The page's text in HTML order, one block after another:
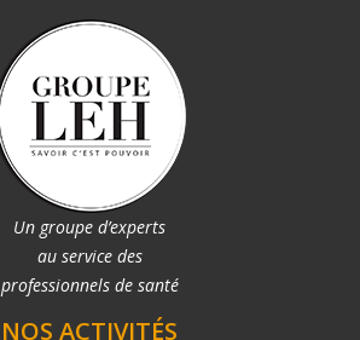
Un groupe d’experts
au service des
professionnels de santé
NOS ACTIVITÉS